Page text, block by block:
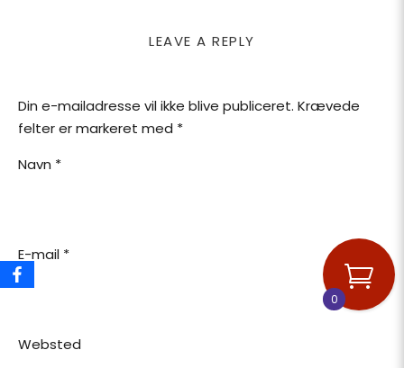
LEAVE A REPLY
Din e-mailadresse vil ikke blive publiceret. Krævede
felter er markeret med *
Navn *
E-mail *
Websted
0